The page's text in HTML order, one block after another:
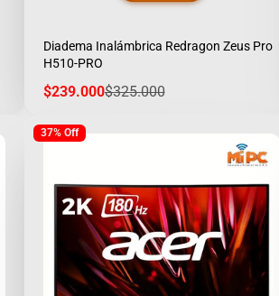
Diadema Inalámbrica Redragon Zeus Pro
H510-PRO
Sale
$239.000Regular
$325.000
37% Off